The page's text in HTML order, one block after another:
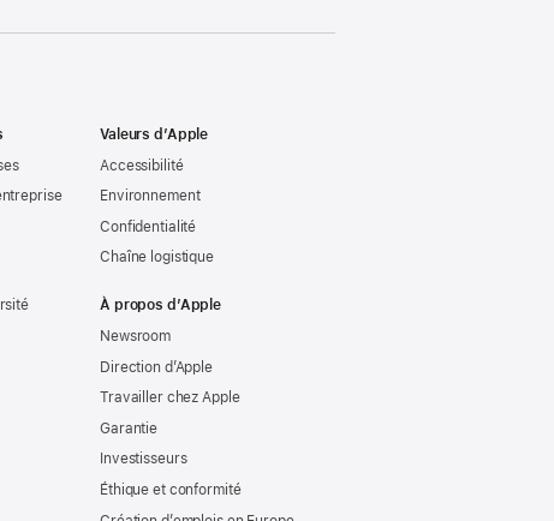
Valeurs d’Apple
Accessibilité
Environnement
Confidentialité
Chaîne logistique
À propos d’Apple
Newsroom
Direction d’Apple
Travailler chez Apple
Garantie
Investisseurs
Éthique et conformité